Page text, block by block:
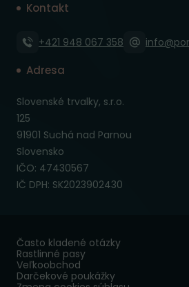
Kontakt
+421 948 067 358
Adresa
Slovenské trvalky, s.r.o.
125
91901 Suchá nad Parnou
Slovensko
IČO: 47430567
IČ DPH: SK2023902430
Často kladené otázky
Rastlinné pasy
Veľkoobchod
Darčekové poukážky